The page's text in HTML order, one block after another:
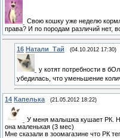
Свою кошку уже неделю
права? И по породам различий нет,
16 Натали_Тай (04.10.2012 17:30)
у котят потребности в
убедилась, что уменьшение
14 Капелька (21.05.2012 18:22)
У меня малышка кушает РК.
она маленькая (3 мес)
Мне сказали в зоомагазине что РК